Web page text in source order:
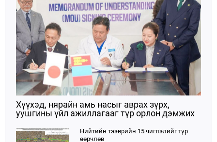
Хүүхэд, нярайн амь насыг аврах зүрх,
уушгины үйл ажиллагааг түр орлон дэмжих
Нийтийн тээврийн 15 чиглэлийг түр
өөрчлөв